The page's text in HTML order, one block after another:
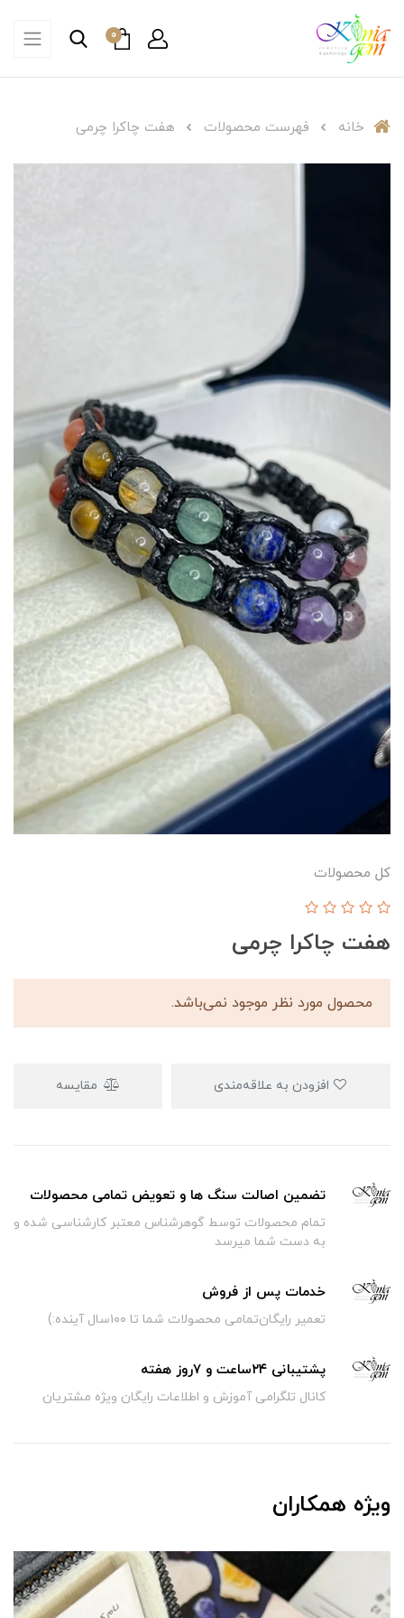
0
خانه فهرست محصولات هفت چاکرا چرمی
کل محصولات
هفت چاکرا چرمی
محصول مورد نظر موجود نمی‌باشد.
مقایسه
تضمین اصالت سنگ ها و تعویض تمامی محصولات
تمام محصولات توسط گوهرشناس معتبر کارشناسی شده و
به دست شما میرسد
خدمات پس از فروش
تعمیر رایگان‌تمامی محصولات شما تا ۱۰۰سال آینده:)
پشتیبانی ۲۴ساعت و ۷روز هفته
کانال تلگرامی آموزش و اطلاعات رایگان ویژه مشتریان
ویژه همکاران